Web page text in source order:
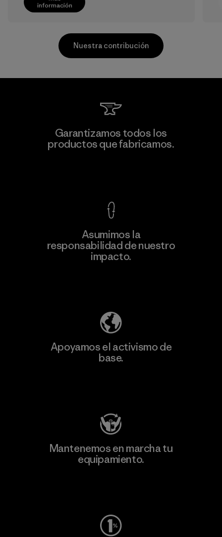
información
información
Kwang Viet Garment Co., Ltd
Nuestra contribución
Garantizamos todos los
productos que fabricamos.
Asumimos la
responsabilidad de nuestro
impacto.
Apoyamos el activismo de
base.
Mantenemos en marcha tu
equipamiento.